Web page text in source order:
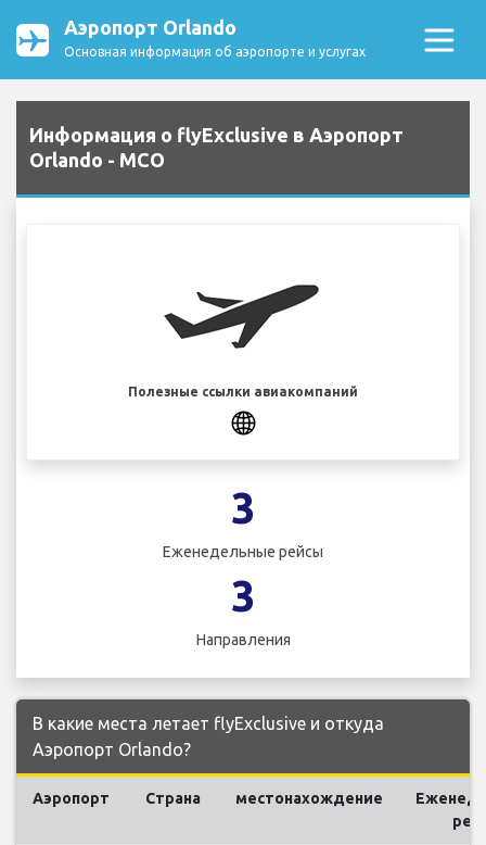
Аэропорт Orlando
Основная информация об аэропорте и услугах
Информация о flyExclusive в Аэропорт
Orlando - MCO
Полезные ссылки авиакомпаний
3
Еженедельные рейсы
3
Направления
В какие места летает flyExclusive и откуда
Аэропорт Orlando?
Аэропорт Страна местонахождение